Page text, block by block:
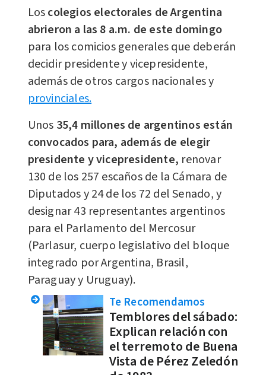
Loscolegios electorales de Argentina
abrieron a las 8 a.m. de este domingo
para los comicios generales que deberán
decidir presidente y vicepresidente,
además de otros cargos nacionales y
provinciales.
Unos 35,4 millones de argentinos están
convocados para, además de elegir
presidente y vicepresidente, renovar
130 de los 257 escaños de la Cámara de
Diputados y 24 de los 72 del Senado, y
designar 43 representantes argentinos
para el Parlamento del Mercosur
(Parlasur, cuerpo legislativo del bloque
integrado por Argentina, Brasil,
Paraguay y Uruguay).
Te Recomendamos
Temblores del sábado:
Explican relación con
el terremoto de Buena
Vista de Pérez Zeledón